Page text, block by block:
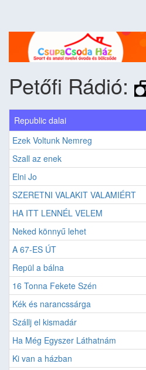
Petőfi Rádió:
Republic dalai
Ezek Voltunk Nemreg
Szall az enek
Elni Jo
SZERETNI VALAKIT VALAMIÉRT
HA ITT LENNÉL VELEM
Neked könnyű lehet
A 67-ES ÚT
Repül a bálna
16 Tonna Fekete Szén
Kék és narancssárga
Szállj el kismadár
Ha Még Egyszer Láthatnám
Ki van a házban